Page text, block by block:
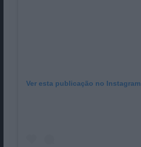
Ver esta publicação no Instagram